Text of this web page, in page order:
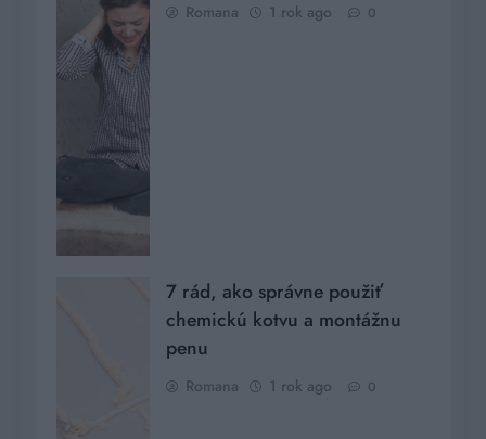
Romana 1 rok ago 0
7 rád, ako správne použiť
chemickú kotvu a montážnu
penu
Romana 1 rok ago 0